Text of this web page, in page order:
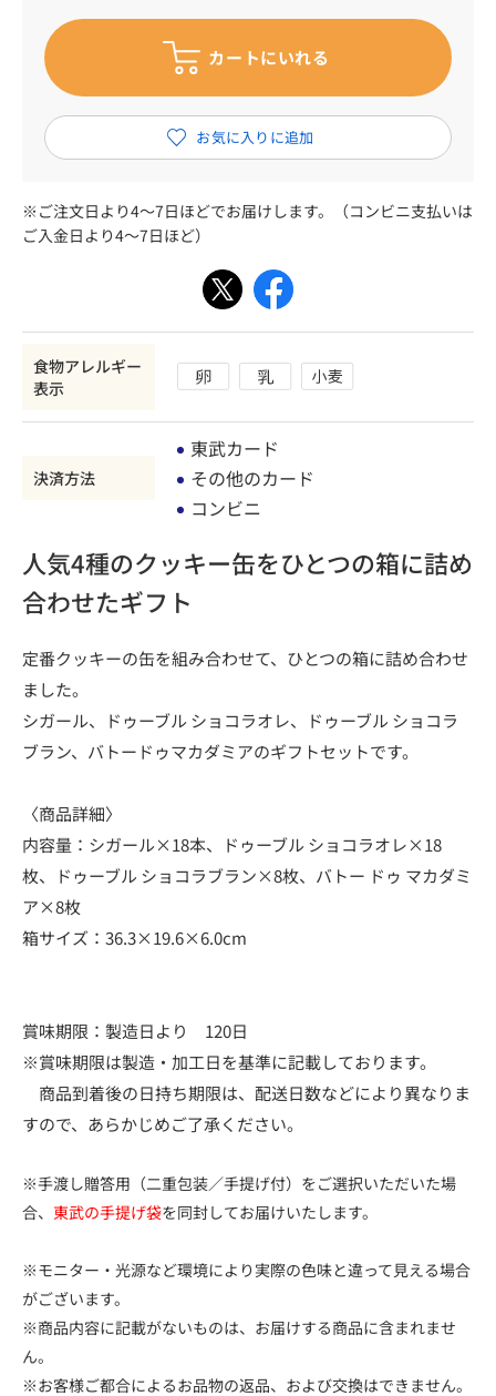
※ご注文日より4～7日ほどでお届けします。（コンビニ支払いは
ご入金日より4～7日ほど）
食物アレルギー
表示
決済方法
東武カード
その他のカード
コンビニ
人気4種のクッキー缶をひとつの箱に詰め
合わせたギフト
定番クッキーの缶を組み合わせて、ひとつの箱に詰め合わせ
ました。
シガール、ドゥーブル ショコラオレ、ドゥーブル ショコラ
ブラン、バトードゥマカダミアのギフトセットです。
〈商品詳細〉
内容量：シガール×18本、ドゥーブル ショコラオレ×18
枚、ドゥーブル ショコラブラン×8枚、バトー ドゥ マカダミ
ア×8枚
箱サイズ：36.3×19.6×6.0cm
賞味期限：製造日より 120日
※賞味期限は製造・加工日を基準に記載しております。
商品到着後の日持ち期限は、配送日数などにより異なりま
すので、あらかじめご了承ください。
※手渡し贈答用（二重包装／手提げ付）をご選択いただいた場
合、 東武の手提げ袋を同封してお届けいたします。
※モニター・光源など環境により実際の色味と違って見える場合
がございます。
※商品内容に記載がないものは、お届けする商品に含まれませ
ん。
※お客様ご都合によるお品物の返品、および交換はできません。